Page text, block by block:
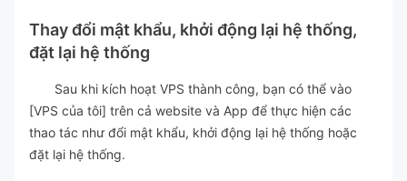
Thay đổi mật khẩu, khởi động lại hệ thống,
đặt lại hệ thống
Sau khi kích hoạt VPS thành công, bạn có thể vào
[VPS của tôi] trên cả website và App để thực hiện các
thao tác như đổi mật khẩu, khởi động lại hệ thống hoặc
đặt lại hệ thống.